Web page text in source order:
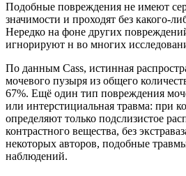
Подобные повреждения не имеют
значимости и проходят без какого-
Нередко на фоне других
игнорируют н во многих
По данным Cass, истинная
мочевого пузыря из общего
67%. Ещё один тип повреждения
или интерстициальная травма: при
определяют только подслизистое
контрастного вещества, без
некоторых авторов, подобные
наблюдений.